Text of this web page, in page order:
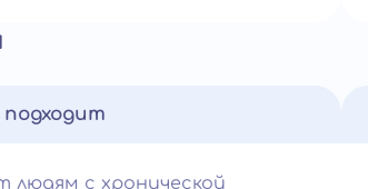
подходит
людям с хронической